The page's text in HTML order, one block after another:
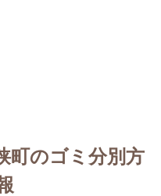
町のゴミ分別方